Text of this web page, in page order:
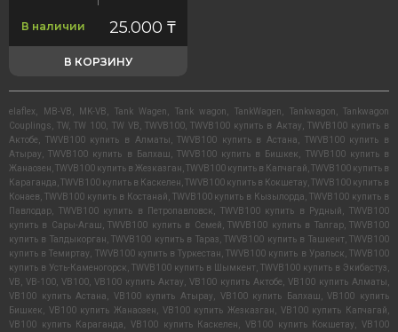
В наличии 25.000₸
В КОРЗИНУ
elaflex, MB-VB, MK-VB, Tank Wagen, Tank wagon, TankWagen, Tankwagon,
Tankwagon
Couplings, TW, TW 100, TW VB, TWVB100, TWVB100 купить в Актау,
TWVB100 купить в
Актобе, TWVB100 купить в Алматы, TWVB100 купить в Астана,
TWVB100 купить в
Атырау, TWVB100 купить в Балхаш, TWVB100 купить в Бишкек,
TWVB100 купить в
Жанаозен, TWVB100 купить в Жезказган, TWVB100 купить в Капчагай,
TWVB100 купить в
Караганда, TWVB100 купить в Каскелен, TWVB100 купить в Кокшетау,
TWVB100 купить в
Конаев, TWVB100 купить в Костанай, TWVB100 купить в Кызылорда,
TWVB100 купить в
Павлодар, TWVB100 купить в Петропавловск, TWVB100 купить в Рудный,
TWVB100
купить в Сары-Агаш, TWVB100 купить в Семей, TWVB100 купить в Талгар,
TWVB100
купить в Талдыкорган, TWVB100 купить в Тараз, TWVB100 купить в Ташкент,
TWVB100
купить в Темиртау, TWVB100 купить в Туркестан, TWVB100 купить в Уральск,
TWVB100
купить в Усть-Каменогорск, TWVB100 купить в Шымкент, TWVB100 купить в Экибастуз,
VB, VB-100, VB100, VB100 купить Актау, VB100 купить Актобе, VB100 купить Алматы,
VB100 купить Астана, VB100 купить Атырау, VB100 купить Балхаш, VB100 купить
Бишкек, VB100 купить Жанаозен, VB100 купить Жезказган, VB100 купить Капчагай,
VB100 купить Караганда, VB100 купить Каскелен, VB100 купить Кокшетау, VB100